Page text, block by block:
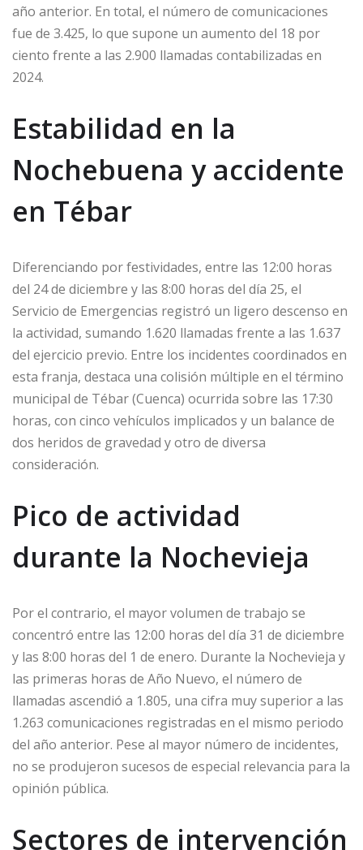
año anterior. En total, el número de comunicaciones
fue de 3.425, lo que supone un aumento del 18 por
ciento frente a las 2.900 llamadas contabilizadas en
2024.
Estabilidad en la
Nochebuena y accidente
en Tébar
Diferenciando por festividades, entre las 12:00 horas
del 24 de diciembre y las 8:00 horas del día 25, el
Servicio de Emergencias registró un ligero descenso en
la actividad, sumando 1.620 llamadas frente a las 1.637
del ejercicio previo. Entre los incidentes coordinados en
esta franja, destaca una colisión múltiple en el término
municipal de Tébar (Cuenca) ocurrida sobre las 17:30
horas, con cinco vehículos implicados y un balance de
dos heridos de gravedad y otro de diversa
consideración.
Pico de actividad
durante la Nochevieja
Por el contrario, el mayor volumen de trabajo se
concentró entre las 12:00 horas del día 31 de diciembre
y las 8:00 horas del 1 de enero. Durante la Nochevieja y
las primeras horas de Año Nuevo, el número de
llamadas ascendió a 1.805, una cifra muy superior a las
1.263 comunicaciones registradas en el mismo periodo
del año anterior. Pese al mayor número de incidentes,
no se produjeron sucesos de especial relevancia para la
opinión pública.
Sectores de intervención